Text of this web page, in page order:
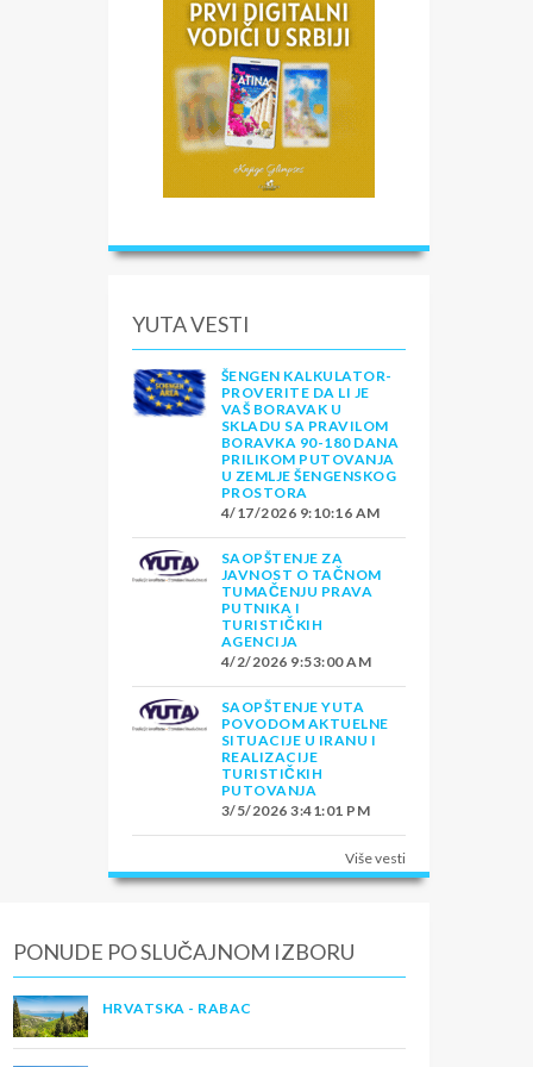
YUTA VESTI
ŠENGEN KALKULATOR-
PROVERITE DA LI JE
VAŠ BORAVAK U
SKLADU SA PRAVILOM
BORAVKA 90-180 DANA
PRILIKOM PUTOVANJA
U ZEMLJE ŠENGENSKOG
PROSTORA
4/17/2026 9:10:16 AM
SAOPŠTENJE ZA
JAVNOST O TAČNOM
TUMAČENJU PRAVA
PUTNIKA I
TURISTIČKIH
AGENCIJA
4/2/2026 9:53:00 AM
SAOPŠTENJE YUTA
POVODOM AKTUELNE
SITUACIJE U IRANU I
REALIZACIJE
TURISTIČKIH
PUTOVANJA
3/5/2026 3:41:01 PM
Više vesti
PONUDE PO SLUČAJNOM IZBORU
HRVATSKA - RABAC